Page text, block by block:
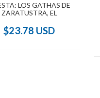
LOS GATHAS DE
ZARATUSTRA, EL
$23.78 USD